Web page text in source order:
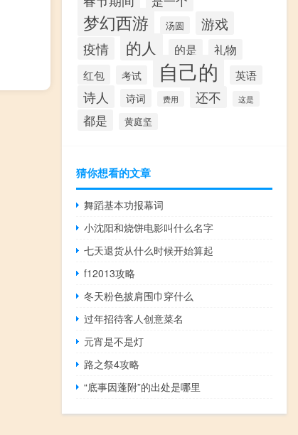
梦幻西游 汤圆 游戏
疫情 的人 的是 礼物
红包 考试 自己的 英语
诗人 诗词 费用 还不 这是
都是 黄庭坚
猜你想看的文章
舞蹈基本功报幕词
小沈阳和烧饼电影叫什么名字
七天退货从什么时候开始算起
f12013攻略
冬天粉色披肩围巾穿什么
过年招待客人创意菜名
元宵是不是灯
路之祭4攻略
“底事因蓬附”的出处是哪里